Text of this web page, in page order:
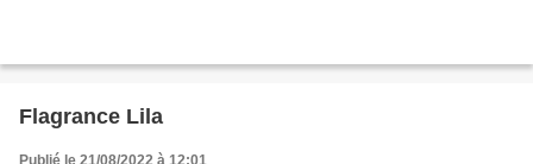
Flagrance Lila
Publié le 21/08/2022 à 12:01